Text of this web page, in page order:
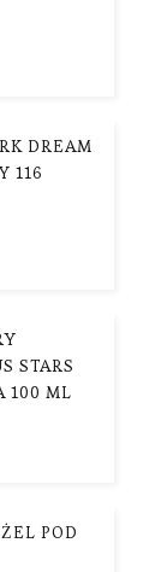
DREAM
116
STARS
100 ML
POD